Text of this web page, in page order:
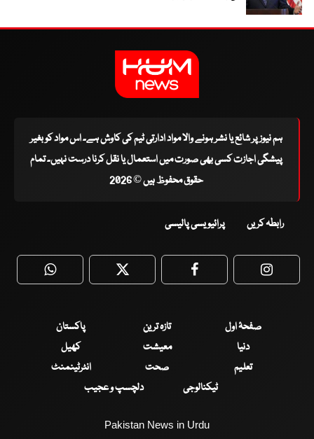
ہم نیوز پر شائع یا نشر ہونے والا مواد ادارتی ٹیم کی کاوش ہے۔ اس مواد کو بغیر
پیشگی اجازت کسی بھی صورت میں استعمال یا نقل کرنا درست نہیں۔ تمام
حقوق محفوظ ہیں © 2026
رابطہ کریں پرائیویسی پالیسی
WhatsApp Twitter Facebook
صفحۂ اول تازہ ترین
پاکستان
دنیا
معیشت
کھیل
تعلیم
صحت
انٹرٹینمنٹ
ٹیکنالوجی
دلچسپ و عجیب
Pakistan News in Urdu